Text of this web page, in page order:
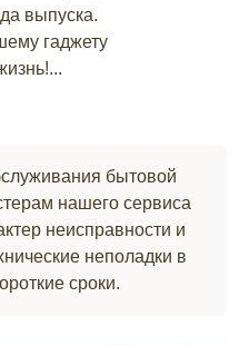
выпуска.
гаджету
бытовой
нашего сервиса
неисправности и
неполадки в
сроки.